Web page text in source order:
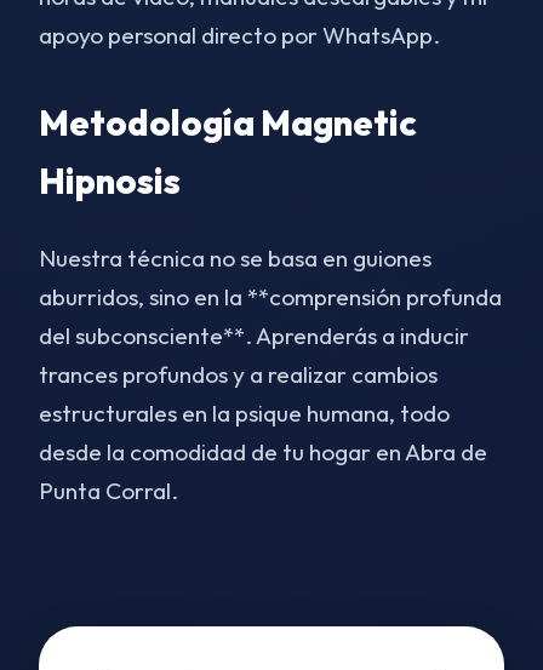
apoyo personal directo por WhatsApp.
Metodología Magnetic
Hipnosis
Nuestra técnica no se basa en guiones
aburridos, sino en la **comprensión profunda
del subconsciente**. Aprenderás a inducir
trances profundos y a realizar cambios
estructurales en la psique humana, todo
desde la comodidad de tu hogar en Abra de
Punta Corral.